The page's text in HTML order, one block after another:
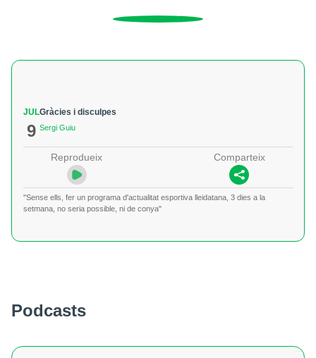
JUL
9
Gràcies i disculpes
Sergi Guiu
Reprodueix Comparteix
"Sense ells, fer un programa d'actualitat esportiva lleidatana, 3 dies a la
setmana, no seria possible, ni de conya"
Podcasts